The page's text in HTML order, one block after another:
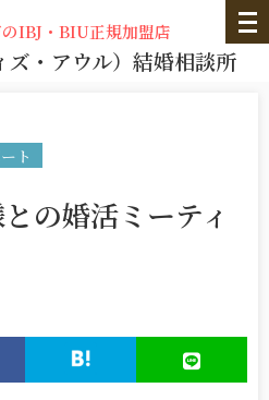
IBJ・BIU正規加盟店
ズ・アウル） 結婚相談所
ト
の婚活ミーティ